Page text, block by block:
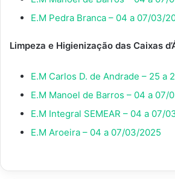
E.M Pedra Branca – 04 a 07/03/
Limpeza e Higienização das Caixas
E.M Carlos D. de Andrade – 25 a
E.M Manoel de Barros – 04 a 07/
E.M Integral SEMEAR – 04 a 07/
E.M Aroeira – 04 a 07/03/2025